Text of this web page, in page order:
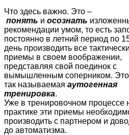
Что здесь важно. Это –
понять и осознать
рекомендации умом, то есть
постоянно в летний период по
день производить все
приемы в своем воображении,
представляя свой поединок с
вымышленным соперником. Это
так называемая аутогенная
тренировка.
Уже в тренировочном процессе
практике эти приемы
производить с партнером и
до автоматизма.